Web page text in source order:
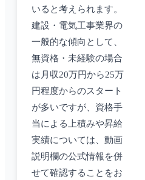
いると考えられます。
建設・電気工事業界の
一般的な傾向として、
無資格・未経験の場合
は月収20万円から25万
円程度からのスタート
が多いですが、資格手
当による上積みや昇給
実績については、動画
説明欄の公式情報を併
せて確認することをお